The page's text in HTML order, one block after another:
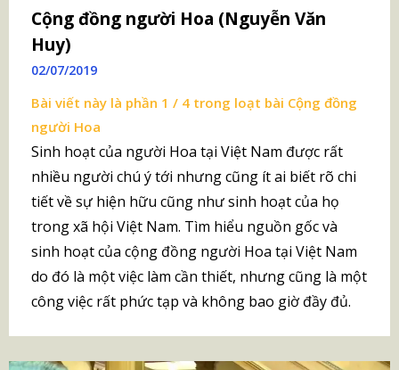
Cộng đồng người Hoa (Nguyễn Văn
Huy)
02/07/2019
Bài viết này là phần 1 / 4 trong loạt bài Cộng đồng
người Hoa
Sinh hoạt của người Hoa tại Việt Nam được rất
nhiều người chú ý tới nhưng cũng ít ai biết rõ chi
tiết về sự hiện hữu cũng như sinh hoạt của họ
trong xã hội Việt Nam. Tìm hiểu nguồn gốc và
sinh hoạt của cộng đồng người Hoa tại Việt Nam
do đó là một việc làm cần thiết, nhưng cũng là một
công việc rất phức tạp và không bao giờ đầy đủ.